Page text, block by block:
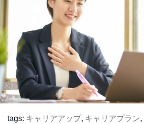
tags: キャリアアップ, キャリアプラン,